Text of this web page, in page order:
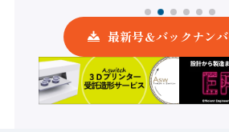
最新号＆バックナン